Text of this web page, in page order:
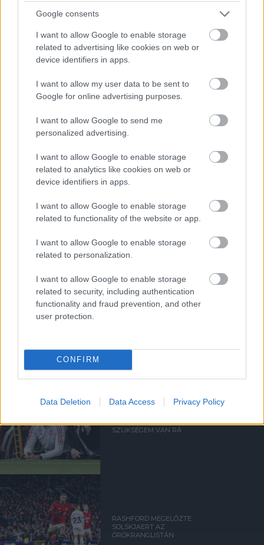
Google consents
I want to allow Google to enable storage
related to advertising like cookies on web or
device identifiers in apps.
I want to allow my user data to be sent to
Google for online advertising purposes.
I want to allow Google to send me
personalized advertising.
I want to allow Google to enable storage
related to analytics like cookies on web or
device identifiers in apps.
I want to allow Google to enable storage
related to functionality of the website or app.
I want to allow Google to enable storage
related to personalization.
I want to allow Google to enable storage
related to security, including authentication
functionality and fraud prevention, and other
user protection.
CONFIRM
Data Deletion Data Access Privacy Policy
AC MilanvsManchester United2026-08-15 18:00
ELŐZŐ MÉRKŐZÉSEK
a ManUtdFanatics.hu működését!
Kapcsolódó hírek
OLE GUNNAR SOLSKJAER
SZÁMÍTHATOK, HA
SZÜKSÉGEM VAN RÁ
RASHFORD MEGELŐZTE
SOLSKJAERT AZ
ÖRÖKRANGLISTÁN